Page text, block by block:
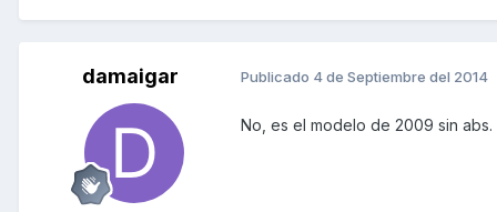
damaigar Publicado 4 de Septiembre del 2014
No, es el modelo de 2009 sin abs.